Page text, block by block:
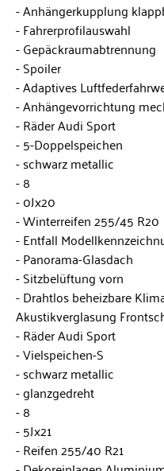
Anhängerkupplung
Fahrerprofilauswahl
Gepäckraumabtrennung
Spoiler
Adaptives
Anhängevorrichtung
Räder Audi Sport
5-Doppelspeichen
schwarz metallic
8
0Jx20
Winterreifen 255/45 R20
Entfall
Panorama-Glasdach
Sitzbelüftung vorn
Drahtlos beheizbare
Akustikverglasung
Räder Audi Sport
Vielspeichen-S
schwarz metallic
glanzgedreht
8
5Jx21
Reifen 255/40 R21